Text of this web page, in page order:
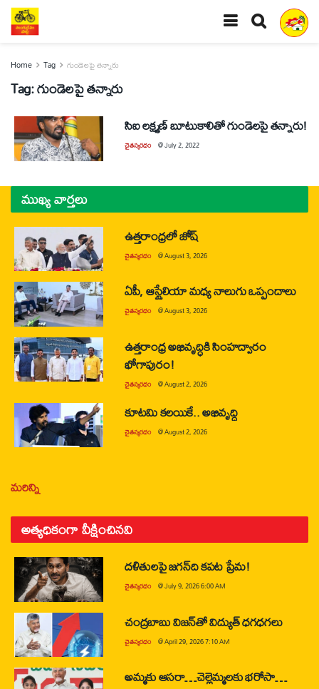
Home Tag గుండెలపై తన్నారు
Tag:గుండెలపై తన్నారు
సిఐ లక్ష్మణ్‌ బూటుకాలితో గుండెలపై తన్నారు!
చైతన్యరధం @July 2, 2022
ముఖ్య వార్తలు
ఉత్తరాంధ్రలో జోష్
చైతన్యరధం @August 3, 2026
ఏపీ, ఆస్ట్రేలియా మధ్య నాలుగు ఒప్పందాలు
చైతన్యరధం @August 3, 2026
ఉత్తరాంధ్ర అభివృద్ధికి సింహద్వారం
భోగాపురం!
చైతన్యరధం @August 2, 2026
కూటమి కలయికే.. అభివృద్ధి
చైతన్యరధం @August 2, 2026
మరిన్ని
అత్యధికంగా వీక్షించినవి
దళితులపై జగన్‌ది కపట ప్రేమ!
చైతన్యరధం @July 9, 2026 6:00 AM
చంద్రబాబు విజన్‌తో విద్యుత్ ధగధగలు
చైతన్యరధం @April 29, 2026 7:10 AM
అమ్మకు ఆసరా…చెల్లెమ్మలకు భరోసా…